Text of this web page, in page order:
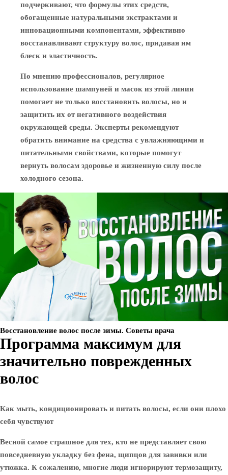
подчеркивают, что формулы этих средств,
обогащенные натуральными экстрактами и
инновационными компонентами, эффективно
восстанавливают структуру волос, придавая им
блеск и эластичность.
По мнению профессионалов, регулярное
использование шампуней и масок из этой линии
помогает не только восстановить волосы, но и
защитить их от негативного воздействия
окружающей среды. Эксперты рекомендуют
обратить внимание на средства с увлажняющими и
питательными свойствами, которые помогут
вернуть волосам здоровье и жизненную силу после
холодного сезона.
Восстановление волос после зимы. Советы врача
Программа максимум для
значительно поврежденных
волос
Как мыть, кондиционировать и питать волосы, если они плохо
себя чувствуют
Весной самое страшное для тех, кто не представляет свою
повседневную укладку без фена, щипцов для завивки или
утюжка. К сожалению, многие люди игнорируют термозащиту,